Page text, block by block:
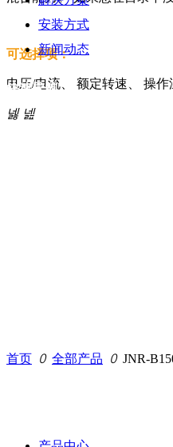
可选择项：
电压/电流、 额定转速、 操
넳 넲
首页 ꄲ 全部产品 ꄲ JNR-
安装方式
新闻动态
快速导航